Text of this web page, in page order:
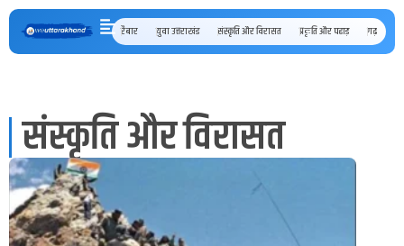
रैबार युवा उत्तराखंड संस्कृति और विरासत प्रकृति और पहाड़ गढ़ कुमाऊँ
संस्कृति और विरासत